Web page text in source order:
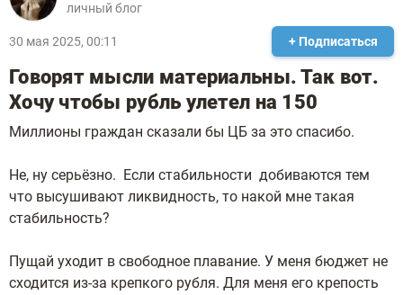
личный блог
30 мая 2025, 00:11 + Подписаться
Говорят мысли материальны. Так вот.
Хочу чтобы рубль улетел на 150
Миллионы граждан сказали бы ЦБ за это спасибо.
Не, ну серьёзно. Если стабильности добиваются тем
что высушивают ликвидность, то накой мне такая
стабильность?
Пущай уходит в свободное плавание. У меня бюджет не
сходится из-за крепкого рубля. Для меня его крепость